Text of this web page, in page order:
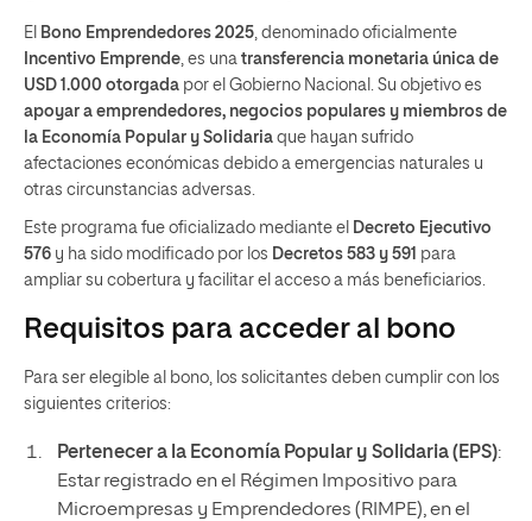
El Bono Emprendedores 2025, denominado oficialmente
Incentivo Emprende, es una transferencia monetaria única de
USD 1.000 otorgada por el Gobierno Nacional. Su objetivo es
apoyar a emprendedores, negocios populares y miembros de
la Economía Popular y Solidaria que hayan sufrido
afectaciones económicas debido a emergencias naturales u
otras circunstancias adversas.​
Este programa fue oficializado mediante el Decreto Ejecutivo
576 y ha sido modificado por los Decretos 583 y 591 para
ampliar su cobertura y facilitar el acceso a más beneficiarios. ​
Requisitos para acceder al bono
Para ser elegible al bono, los solicitantes deben cumplir con los
siguientes criterios:
Pertenecer a la Economía Popular y Solidaria (EPS):
Estar registrado en el Régimen Impositivo para
Microempresas y Emprendedores (RIMPE), en el